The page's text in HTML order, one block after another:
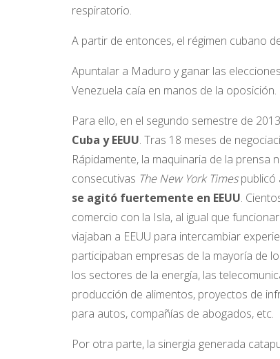
respiratorio.
A partir de entonces, el régimen cubano
Apuntalar a Maduro y ganar las
Venezuela caía en manos de la oposición.
Para ello, en el segundo semestre de
Cuba y EEUU. Tras 18 meses de
Rápidamente, la maquinaria de la
consecutivas The New York Timespublicó
se agitó fuertemente en EEUU.
comercio con la Isla, al igual que
viajaban a EEUU para intercambiar
participaban empresas de la mayoría de
los sectores de la energía, las
producción de alimentos, proyectos de
para autos, compañías de abogados, etc.
Por otra parte, la sinergia generada